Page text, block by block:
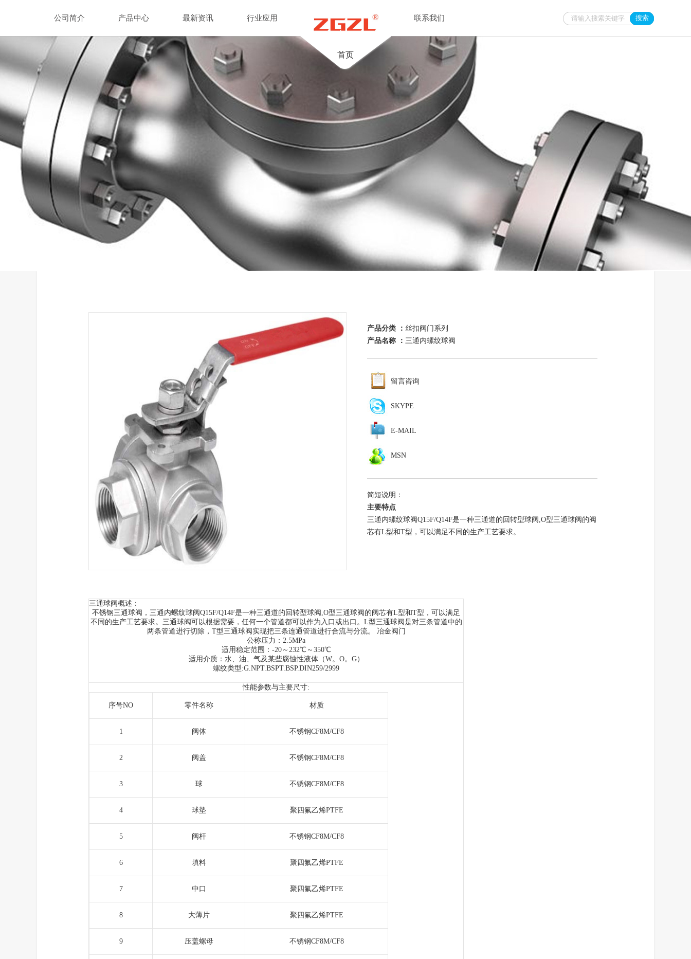
首页
公司简介 产品中心 最新资讯 行业应用 联系我们
产品分类 ： 丝扣阀门系列
产品名称 ： 三通内螺纹球阀
留言咨询
SKYPE
E-MAIL
MSN
简短说明：
主要特点
三通内螺纹球阀Q15F/Q14F是一种三通道的回转型球阀,O型三通球阀的阀
芯有L型和T型，可以满足不同的生产工艺要求。
三通球阀概述：
不锈钢三通球阀 ，三通内螺纹球阀Q15F/Q14F是一种三通道的回转型球阀 ,O型三通球阀的阀芯有L型和T型，可以满足
不同的生产工艺要求。三通球阀可以根据需要，任何一个管道都可以作为入口或出口。 L型三通球阀是对三条管道中的
两条管道进行切除， T型三通球阀实现把三条连通管道进行合流与分流。
冶金阀门
公称压力：2.5MPa
适用稳定范围：-20～232℃～350℃
适用介质：水、油、气及某些腐蚀性液体（W。O。G）
螺纹类型:G.NPT.BSPT.BSP.DIN259/2999
性能参数与主要尺寸:
序号NO 零件名称 材质
1 阀体 不锈钢CF8M/CF8
2 阀盖 不锈钢CF8M/CF8
3 球 不锈钢CF8M/CF8
4 球垫 聚四氟乙烯PTFE
5 阀杆 不锈钢CF8M/CF8
6 填料 聚四氟乙烯PTFE
7 中口 聚四氟乙烯PTFE
8 大薄片 聚四氟乙烯PTFE
9 压盖螺母 不锈钢CF8M/CF8